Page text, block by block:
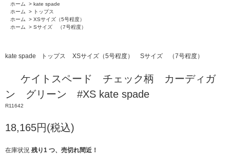
ホーム > kate spade
ホーム
> トップス
ホーム
> XSサイズ（5号程度）
ホーム
> Sサイズ （7号程度）
kate spade トップス XSサイズ（5号程度） Sサイズ （7号程度）
ケイトスペード チェック柄 カーディガ
ン グリーン #XS kate spade
R11642
18,165円(税込)
在庫状況 残り1 つ、売切れ間近！